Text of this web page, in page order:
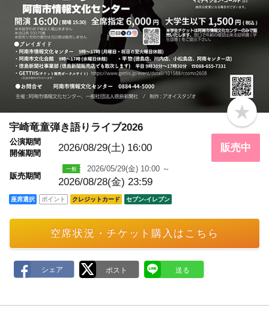
b
o
o
k
m
a
宇崎竜童弾き語りライブ2026
公演期間
開催期間
2026/08/29(土) 16:00
販売期間
2026/05/29(金) 10:00 ～
2026/08/28(金) 23:59
販売中
座席選択 ポイント クレジットカード セブン‐イレブン
空席状況・チケット購入はこちら